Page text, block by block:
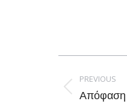
navigation
PREVIOUS
Previous
Aπόφαση